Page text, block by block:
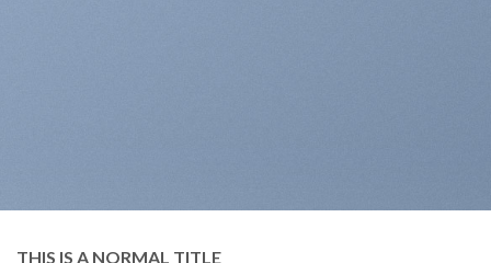
THIS IS A NORMAL TITLE